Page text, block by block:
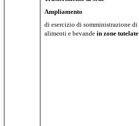
Ampliamento
di esercizio di somministrazione di
alimenti e bevandein zone tutelate